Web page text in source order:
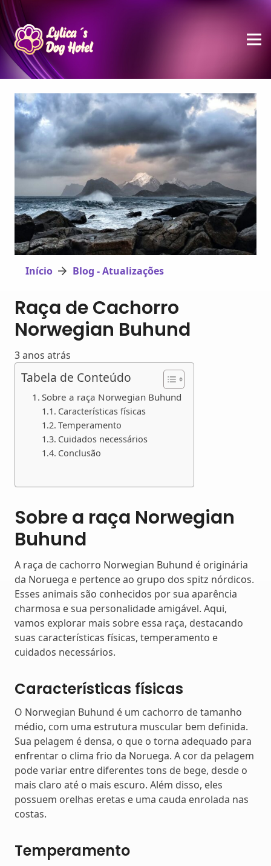
Início Blog - Atualizações
Raça de Cachorro
Norwegian Buhund
3 anos atrás
Tabela de Conteúdo
Sobre a raça Norwegian Buhund
Características físicas
Temperamento
Cuidados necessários
Conclusão
Sobre a raça Norwegian
Buhund
A raça de cachorro Norwegian Buhund é originária
da Noruega e pertence ao grupo dos spitz nórdicos.
Esses animais são conhecidos por sua aparência
charmosa e sua personalidade amigável. Aqui,
vamos explorar mais sobre essa raça, destacando
suas características físicas, temperamento e
cuidados necessários.
Características físicas
O Norwegian Buhund é um cachorro de tamanho
médio, com uma estrutura muscular bem definida.
Sua pelagem é densa, o que o torna adequado para
enfrentar o clima frio da Noruega. A cor da pelagem
pode variar entre diferentes tons de bege, desde o
mais claro até o mais escuro. Além disso, eles
possuem orelhas eretas e uma cauda enrolada nas
costas.
Temperamento